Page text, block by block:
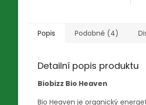
období...
Popis Podobné (4)
Detailní popis produktu
Biobizz Bio Heaven
Bio Heaven je organický